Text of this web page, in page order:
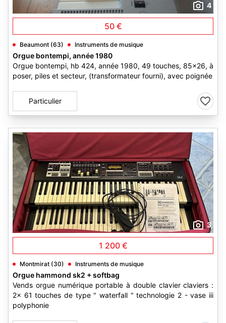
4
50 €
Beaumont (63) Instruments de musique
Orgue bontempi, année 1980
Orgue bontempi, hb 424, année 1980, 49 touches, 85x26, à
poser, piles et secteur, (transformateur fourni), avec poignée
Particulier
3
1 200 €
Montmirat (30) Instruments de musique
Orgue hammond sk2 + softbag
Vends orgue numérique portable à double clavier claviers :
2x 61 touches de type " waterfall " technologie 2 - vase iii
polyphonie